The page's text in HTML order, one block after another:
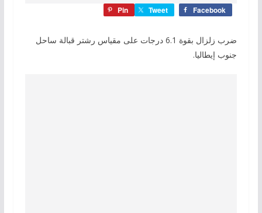
Facebook
Tweet
Pin
ضرب زلزال بقوة 6.1 درجات على مقياس رشتر قبالة ساحل
جنوب إيطاليا.